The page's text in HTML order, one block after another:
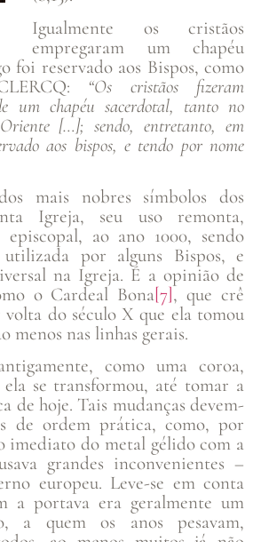
Igualmente os cristãos
empregaram um chapéu
foi reservado aos Bispos, como
“Os cristãos fizeram
um chapéu sacerdotal, tanto no
[…]; sendo, entretanto, em
aos bispos, e tendo por nome
mais nobres símbolos dos
Igreja, seu uso remonta,
ao ano 1000, sendo
por alguns Bispos, e
na Igreja. É a opinião de
o Cardeal Bona[7], que crê
do século X que ela tomou
menos nas linhas gerais.
como uma coroa,
ela se transformou, até tomar a
de hoje. Tais mudanças devem-
de ordem prática, como, por
imediato do metal gélido com a
grandes inconvenientes –
europeu. Leve-se em conta
a portava era geralmente um
a quem os anos pesavam,